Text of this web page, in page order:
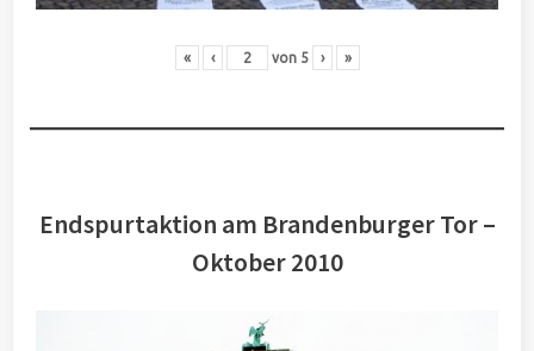
« ‹ von 5 › »
Endspurtaktion am Brandenburger Tor –
Oktober 2010